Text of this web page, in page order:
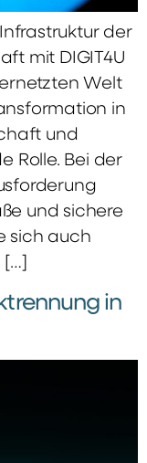
der
mit DIGIT4U
Welt
in
und
Rolle. Bei der
und sichere
sich auch
in